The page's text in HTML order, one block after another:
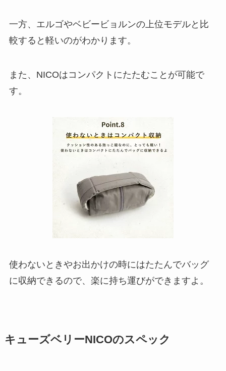
一方、エルゴやベビービョルンの上位モデルと比
較すると軽いのがわかります。
また、NICOはコンパクトにたたむことが可能で
す。
使わないときやお出かけの時にはたたんでバッグ
に収納できるので、楽に持ち運びができますよ。
キューズベリーNICOのスペック